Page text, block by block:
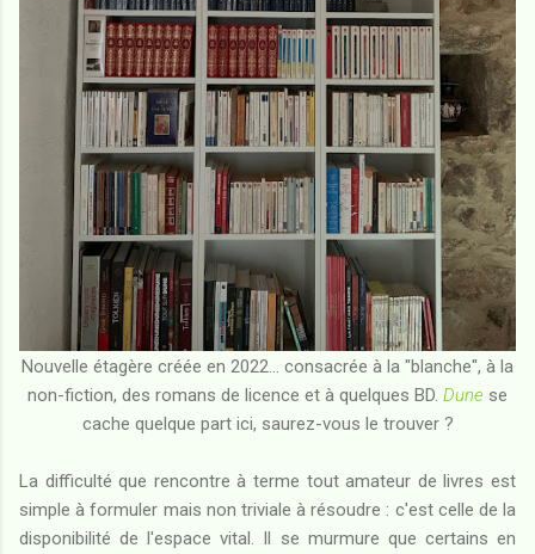
Nouvelle étagère créée en 2022... consacrée à la "blanche", à la
non-fiction, des romans de licence et à quelques BD. Dune se
cache quelque part ici, saurez-vous le trouver ?
La difficulté que rencontre à terme tout amateur de livres est
simple à formuler mais non triviale à résoudre : c'est celle de la
disponibilité de l'espace vital. Il se murmure que certains en